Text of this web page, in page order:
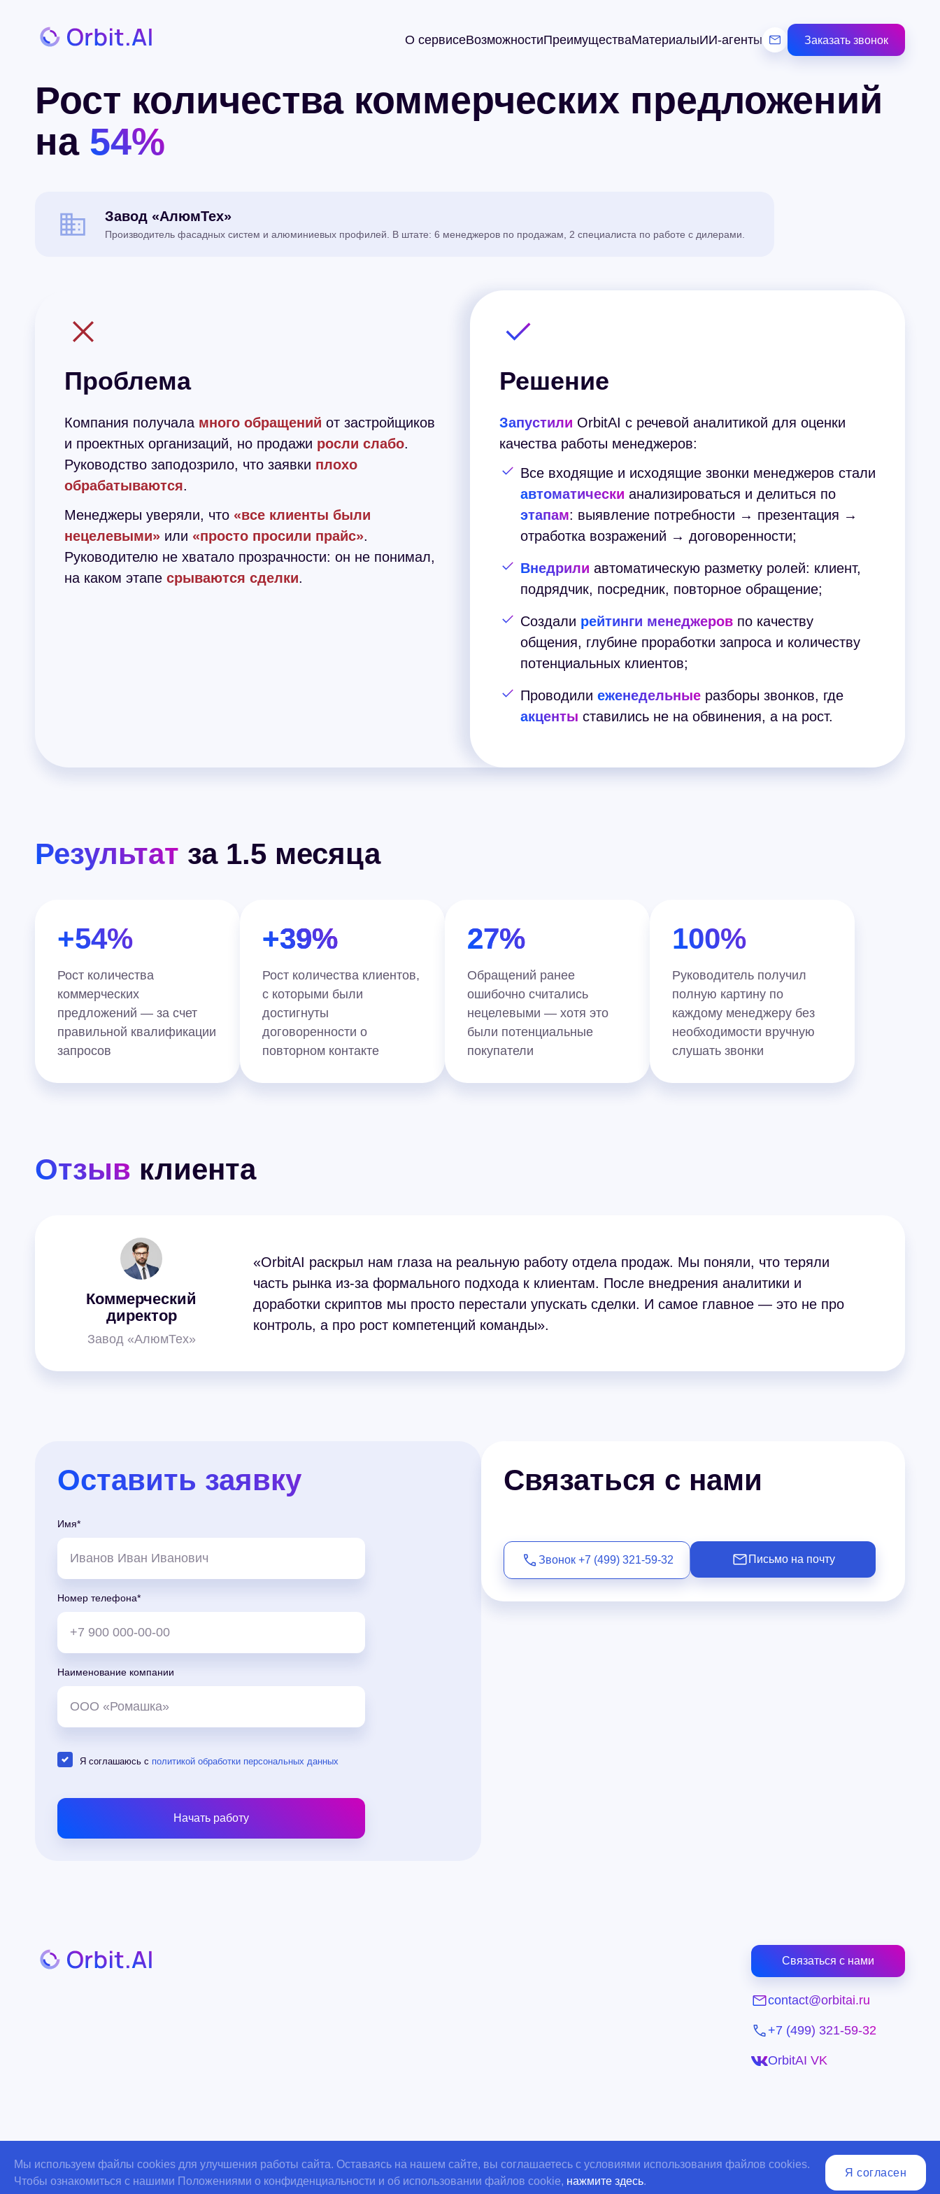
О сервисеВозможностиПреимуществаМатериалыИИ-агенты Заказать звонок
Рост количества коммерческих предложений
на 54%
Завод «АлюмТех»
Производитель фасадных систем и алюминиевых профилей. В штате: 6 менеджеров по продажам, 2 специалиста по работе с дилерами.
Проблема
Компания получала много обращений от застройщиков
и проектных организаций, но продажи росли слабо.
Руководство заподозрило, что заявки плохо
обрабатываются.
Менеджеры уверяли, что «все клиенты были
нецелевыми» или «просто просили прайс».
Руководителю не хватало прозрачности: он не понимал,
на каком этапе срываются сделки.
Решение
Запустили OrbitAI с речевой аналитикой для оценки
качества работы менеджеров:
Все входящие и исходящие звонки менеджеров стали
автоматически анализироваться и делиться по
этапам: выявление потребности → презентация →
отработка возражений → договоренности;
Внедрили автоматическую разметку ролей: клиент,
подрядчик, посредник, повторное обращение;
Создали рейтинги менеджеров по качеству
общения, глубине проработки запроса и количеству
потенциальных клиентов;
Проводили еженедельные разборы звонков, где
акценты ставились не на обвинения, а на рост.
Результат за 1.5 месяца
+54%
Рост количества
коммерческих
предложений — за счет
правильной квалификации
запросов
+39%
Рост количества клиентов,
с которыми были
достигнуты
договоренности о
повторном контакте
27%
Обращений ранее
ошибочно считались
нецелевыми — хотя это
были потенциальные
покупатели
100%
Руководитель получил
полную картину по
каждому менеджеру без
необходимости вручную
слушать звонки
Отзыв клиента
Коммерческий
директор
Завод «АлюмТех»
«OrbitAI раскрыл нам глаза на реальную работу отдела продаж. Мы поняли, что теряли
часть рынка из-за формального подхода к клиентам. После внедрения аналитики и
доработки скриптов мы просто перестали упускать сделки. И самое главное — это не про
контроль, а про рост компетенций команды».
Оставить заявку
Имя*
Номер телефона*
Наименование компании
Я соглашаюсь с политикой обработки персональных данных
Начать работу
Связаться с нами
Звонок +7 (499) 321-59-32 Письмо на почту
Связаться с нами
contact@orbitai.ru
+7 (499) 321-59-32
OrbitAI VK
ООО «Орбитсофт Солюшенс» © 2026
Мы используем файлы cookies для улучшения работы сайта. Оставаясь на нашем сайте, вы соглашаетесь с условиями использования файлов cookies.
Чтобы ознакомиться с нашими Положениями о конфиденциальности и об использовании файлов cookie, нажмите здесь.
Я согласен